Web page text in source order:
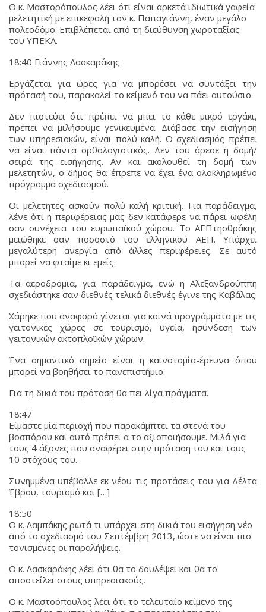
Ο κ. Μαστορόπουλος λέει ότι είναι αρκετά ιδιωτικά γαφεία
μελετητική με επικεφαλή τον κ. Παπαγιάννη, έναν μεγάλο
πολεοδόμο. Επιβλέπεται από τη διεύθυνση χωροταξίας
του ΥΠΕΚΑ.
18:40 Γιάννης Λασκαράκης
Εργάζεται για ώρες για να μπορέσει να συντάξει την
πρότασή του, παρακαλεί το κείμενό του να πάει αυτούσιο.
Δεν πιστεύει ότι πρέπει να μπει το κάθε μικρό εργάκι,
πρέπει να μιλήσουμε γενικευμένα. Διάβασε την εισήγηση
των υπηρεσιακών, είναι πολύ καλή. Ο σχεδιασμός πρέπει
να είναι πάντα ορθολογιστικός. Δεν του άρεσε η δομή/
σειρά της εισήγησης. Αν και ακολουθεί τη δομή των
μελετητών, ο δήμος θα έπρεπε να έχει ένα ολοκληρωμένο
πρόγραμμα σχεδιασμού.
Οι μελετητές ασκούν πολύ καλή κριτική. Για παράδειγμα,
λένε ότι η περιφέρειας μας δεν κατάφερε να πάρει ωφέλη
σαν συνέχεια του ευρωπαϊκού χώρου. Το ΑΕΠτησθράκης
μειώθηκε σαν ποσοστό του ελληνικού ΑΕΠ. Υπάρχει
μεγαλύτερη ανεργία από άλλες περιφέρειες. Σε αυτό
μπορεί να φταίμε κι εμείς.
Τα αεροδρόμια, για παράδειγμα, ενώ η Αλεξανδρούππη
σχεδιάστηκε σαν διεθνές τελικά διεθνές έγινε της Καβάλας.
Χάρηκε που αναφορά γίνεται για κοινά προγράμματα με τις
γειτονικές χώρες σε τουρισμό, υγεία, ησύνδεση των
γειτονικών ακτοπλοϊκών χώρων.
Ένα σημαντικό σημείο είναι η καινοτομία-έρευνα όπου
μπορεί να βοηθήσει το πανεπιστήμιο.
Για τη δικιά του πρόταση θα πει λίγα πράγματα.
18:47
Είμαστε μία περιοχή που παρακάμπτει τα στενά του
βοσπόρου και αυτό πρέπει α το αξιοποιήσουμε. Μιλά για
τους 4 άξονες που αναφέρει στην πρόταση του και τους
10 στόχους του.
Συνημμένα υπέβαλλε εκ νέου τις προτάσεις του για Δέλτα
Έβρου, τουρισμό και […]
18:50
Ο κ. Λαμπάκης ρωτά τι υπάρχει στη δικιά του εισήγηση νέο
από το σχεδιασμό του Σεπτέμβρη 2013, ώστε να είναι πιο
τονισμένες οι παραλήψεις.
Ο κ. Λασκαράκης λέει ότι θα το δουλέψει και θα το
αποστείλει στους υπηρεσιακούς.
Ο κ. Μαστοόπουλος λέει ότι το τελευταίο κείμενο της